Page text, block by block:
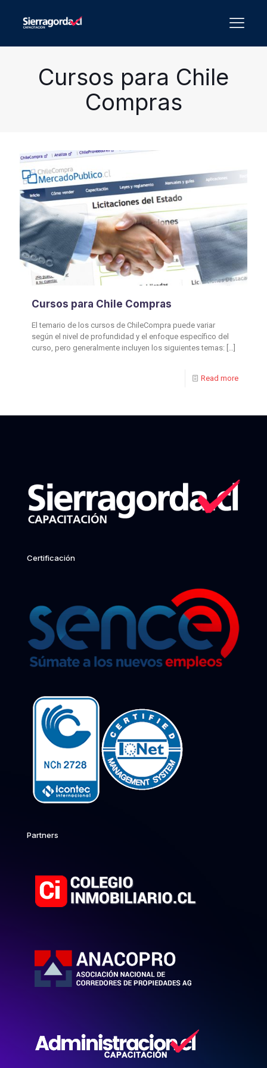
Cursos para Chile
Compras
Cursos para Chile Compras
El temario de los cursos de ChileCompra puede variar
según el nivel de profundidad y el enfoque específico del
curso, pero generalmente incluyen los siguientes temas: […]
Read more
Certificación
Partners